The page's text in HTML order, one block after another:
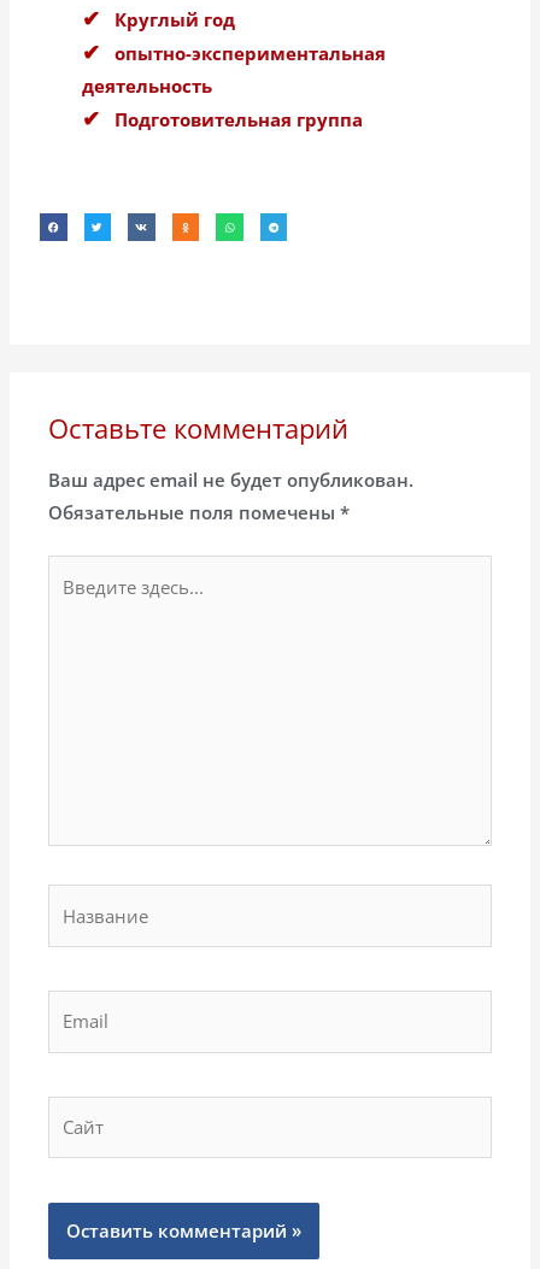
Круглый год
опытно-экспериментальная
деятельность
Подготовительная группа
Оставьте комментарий
Ваш адрес email не будет опубликован.
Обязательные поля помечены*
здесь...